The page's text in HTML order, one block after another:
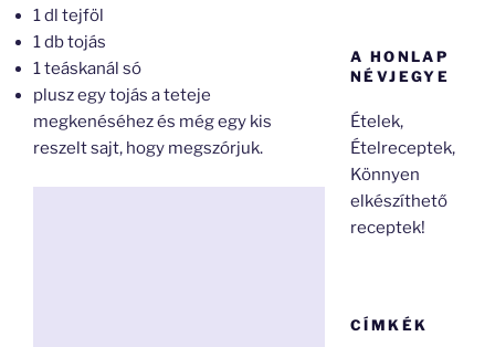
1 dl tejföl
1 db tojás
1 teáskanál só
plusz egy tojás a teteje
megkenéséhez és még egy kis
reszelt sajt, hogy megszórjuk.
A HONLAP
NÉVJEGYE
Ételek,
Ételreceptek,
Könnyen
elkészíthető
receptek!
CÍMKÉK